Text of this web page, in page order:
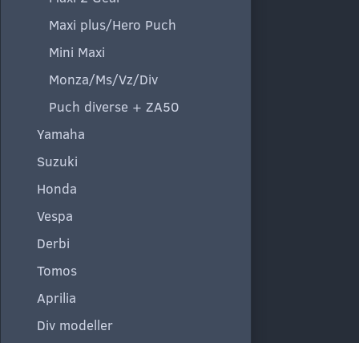
Maxi plus/Hero Puch
Mini Maxi
Monza/Ms/Vz/Div
Puch diverse + ZA50
Yamaha
Suzuki
Honda
Vespa
Derbi
Tomos
Aprilia
Div modeller